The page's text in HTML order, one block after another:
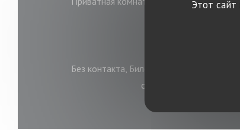
Этот
Без контакта, Билет в ресторане,
средства, виза,